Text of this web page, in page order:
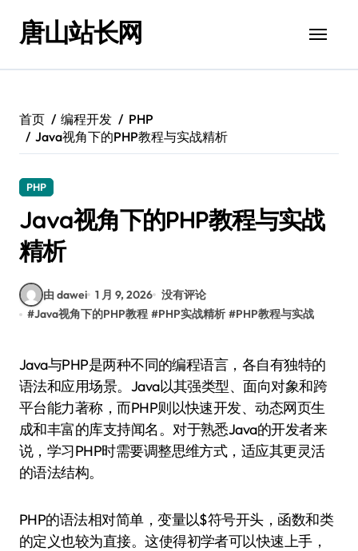
唐山站长网
首页 编程开发
PHP
Java视角下的PHP教程与实战精析
PHP
Java视角下的PHP教程与实战
精析
由 dawei 1 月 9, 2026 没有评论
#Java视角下的PHP教程 #PHP实战精析 #PHP教程与实战
Java与PHP是两种不同的编程语言，各自有独特的
语法和应用场景。Java以其强类型、面向对象和跨
平台能力著称，而PHP则以快速开发、动态网页生
成和丰富的库支持闻名。对于熟悉Java的开发者来
说，学习PHP时需要调整思维方式，适应其更灵活
的语法结构。
PHP的语法相对简单，变量以$符号开头，函数和类
的定义也较为直接。这使得初学者可以快速上手，